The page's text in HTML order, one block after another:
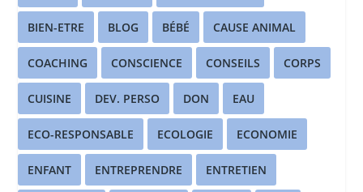
BIEN-ETRE BLOG BÉBÉ CAUSE ANIMAL
COACHING CONSCIENCE CONSEILS CORPS
CUISINE DEV. PERSO DON EAU
ECO-RESPONSABLE ECOLOGIE ECONOMIE
ENFANT ENTREPRENDRE ENTRETIEN